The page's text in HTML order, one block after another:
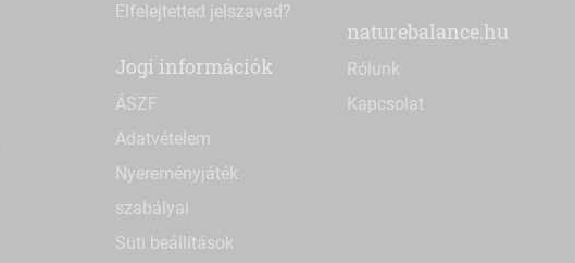
Elfelejtetted jelszavad?
Jogi információk
ÁSZF
Adatvételem
Nyereményjáték
szabályai
Süti beállítások
naturebalance.hu
Rólunk
Kapcsolat